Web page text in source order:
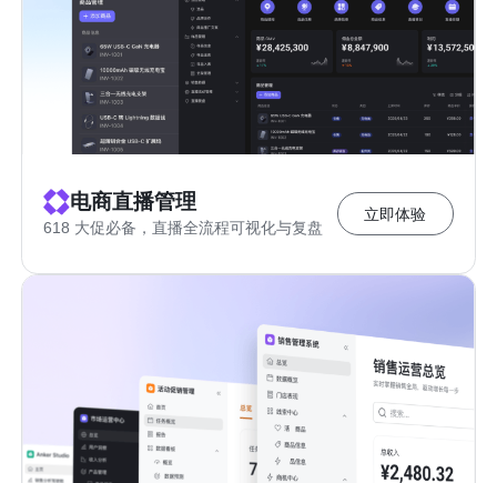
电商直播管理
618 大促必备，直播全流程可视化与复盘
立即体验